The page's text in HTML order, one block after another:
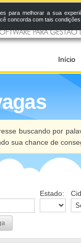
Início
buscando por
sua chance de
Estado:
para melhorar a sua
concorda com tais